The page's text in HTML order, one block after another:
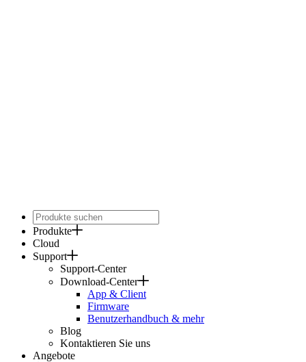
Produkte
Cloud
Support
Support-Center
Download-Center
App & Client
Firmware
Benutzerhandbuch & mehr
Blog
Kontaktieren Sie uns
Angebote